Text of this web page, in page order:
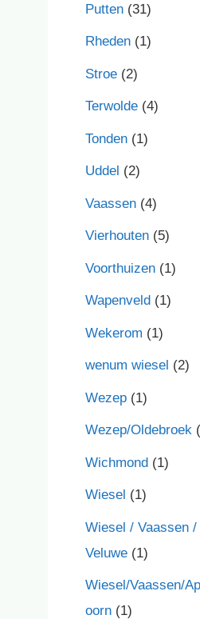
Putten (31)
Rheden (1)
Stroe (2)
Terwolde (4)
Tonden (1)
Uddel (2)
Vaassen (4)
Vierhouten (5)
Voorthuizen (1)
Wapenveld (1)
Wekerom (1)
wenum wiesel (2)
Wezep (1)
Wezep/Oldebroek
Wichmond (1)
Wiesel (1)
Wiesel / Vaassen /
Veluwe (1)
Wiesel/Vaassen/
oorn (1)